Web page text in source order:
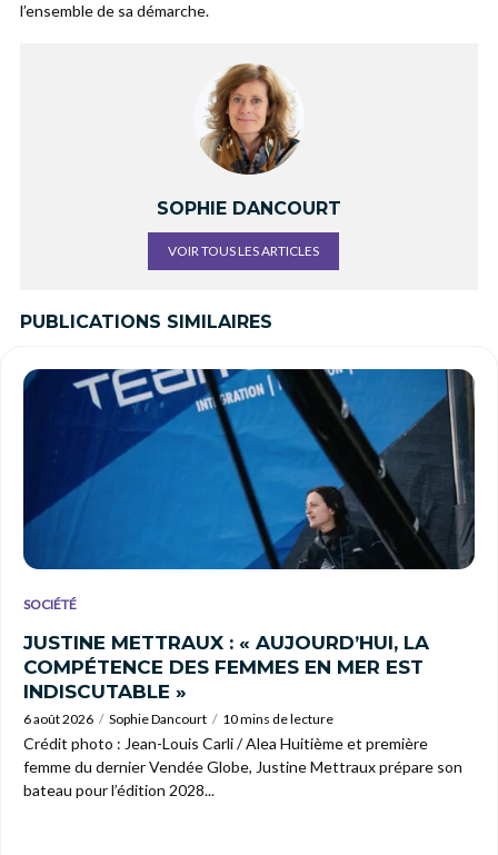
l’ensemble de sa démarche.
SOPHIE DANCOURT
VOIR TOUS LES ARTICLES
PUBLICATIONS SIMILAIRES
SOCIÉTÉ
JUSTINE METTRAUX : « AUJOURD’HUI, LA
COMPÉTENCE DES FEMMES EN MER EST
INDISCUTABLE »
6 août 2026 Sophie Dancourt 10 mins de lecture
Crédit photo : Jean-Louis Carli / Alea Huitième et première
femme du dernier Vendée Globe, Justine Mettraux prépare son
bateau pour l’édition 2028...